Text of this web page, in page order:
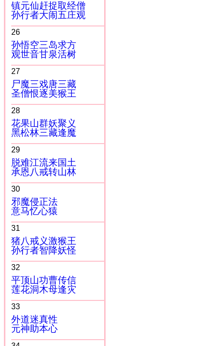
镇元仙赶捉取经僧
孙行者大闹五庄观
26
孙悟空三岛求方
观世音甘泉活树
27
尸魔三戏唐三藏
圣僧恨逐美猴王
28
花果山群妖聚义
黑松林三藏逢魔
29
脱难江流来国土
承恩八戒转山林
30
邪魔侵正法
意马忆心猿
31
猪八戒义激猴王
孙行者智降妖怪
32
平顶山功曹传信
莲花洞木母逢灾
33
外道迷真性
元神助本心